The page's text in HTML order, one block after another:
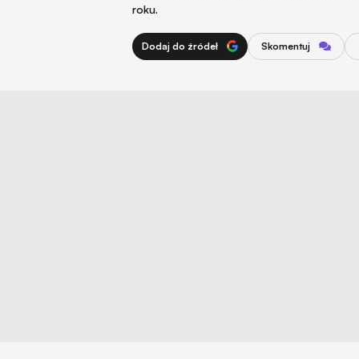
roku.
Dodaj do źródeł Skomentuj